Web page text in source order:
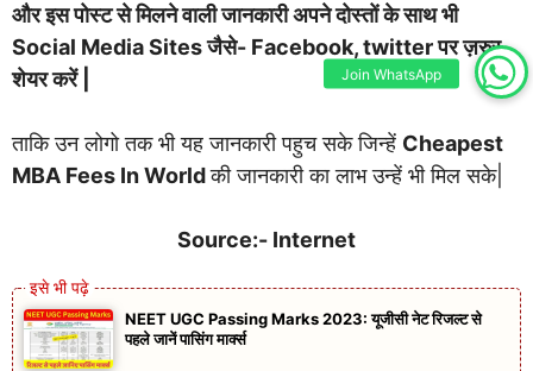
और इस पोस्ट से मिलने वाली जानकारी अपने दोस्तों के साथ भी
Social Media Sites जैसे- Facebook, twitter पर ज़रुर
शेयर करें |
ताकि उन लोगो तक भी यह जानकारी पहुच सके जिन्हें Cheapest
MBA Fees In Worldकी जानकारी का लाभ उन्हें भी मिल सके|
Source:- Internet
NEET UGC Passing Marks 2023: यूजीसी नेट रिजल्ट से
पहले जानें पासिंग मार्क्स
Join WhatsApp